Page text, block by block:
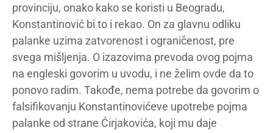
provinciju, onako kako se koristi u Beogradu,
Konstantinović bi to i rekao. On za glavnu odliku
palanke uzima zatvorenost i ograničenost, pre
svega mišljenja. O izazovima prevoda ovog pojma
na engleski govorim u uvodu, i ne želim ovde da to
ponovo radim. Takođe, nema potrebe da govorim o
falsifikovanju Konstantinovićeve upotrebe pojma
palanke od strane Ćirjakovića, koji mu daje